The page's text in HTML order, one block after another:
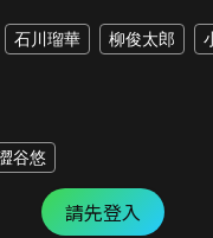
石川瑠華 柳俊太郎
谷悠
請先登入